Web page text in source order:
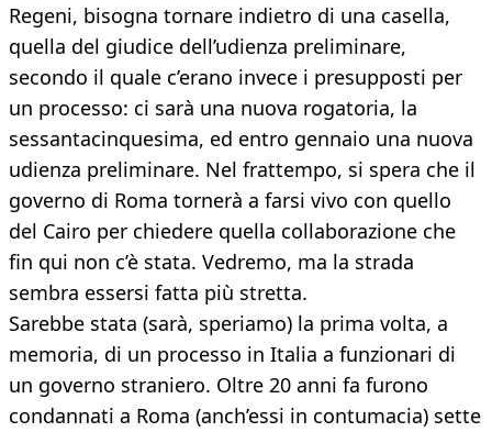
Regeni, bisogna tornare indietro di una casella,
quella del giudice dell’udienza preliminare,
secondo il quale c’erano invece i presupposti per
un processo: ci sarà una nuova rogatoria, la
sessantacinquesima, ed entro gennaio una nuova
udienza preliminare. Nel frattempo, si spera che il
governo di Roma tornerà a farsi vivo con quello
del Cairo per chiedere quella collaborazione che
fin qui non c’è stata. Vedremo, ma la strada
sembra essersi fatta più stretta.
Sarebbe stata (sarà, speriamo) la prima volta, a
memoria, di un processo in Italia a funzionari di
un governo straniero. Oltre 20 anni fa furono
condannati a Roma (anch’essi in contumacia) sette